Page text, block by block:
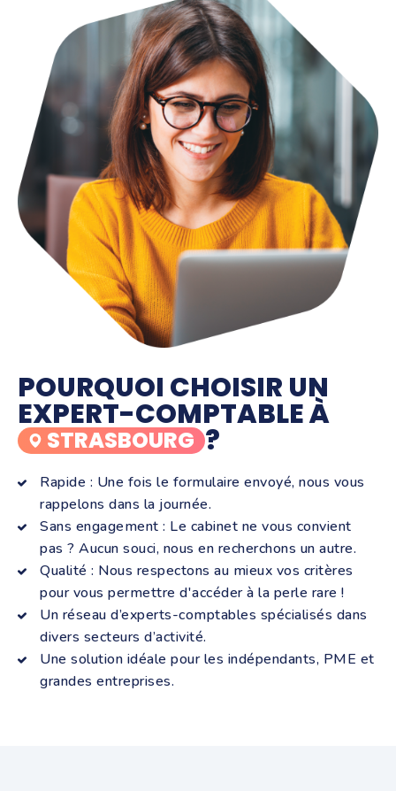
POURQUOI CHOISIR UN
EXPERT-COMPTABLE À
STRASBOURG ?
Rapide : Une fois le formulaire envoyé, nous vous
rappelons dans la journée.
Sans engagement : Le cabinet ne vous convient
pas ? Aucun souci, nous en recherchons un autre.
Qualité : Nous respectons au mieux vos critères
pour vous permettre d'accéder à la perle rare !
Un réseau d’experts-comptables spécialisés dans
divers secteurs d’activité.
Une solution idéale pour les indépendants, PME et
grandes entreprises.